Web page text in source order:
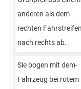
anderen ­als dem
rechten ­Fahrstreifen
nach rechts ab.
Sie bogen ­mit dem­
Fahrzeug bei ­rotem